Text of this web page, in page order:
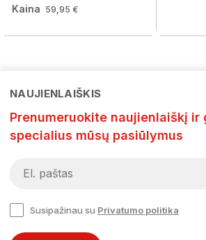
Kaina 59,95 €
NAUJIENLAIŠKIS
Prenumeruokite naujienlaiškį ir
specialius mūsų pasiūlymus
Susipažinau su Privatumo politika